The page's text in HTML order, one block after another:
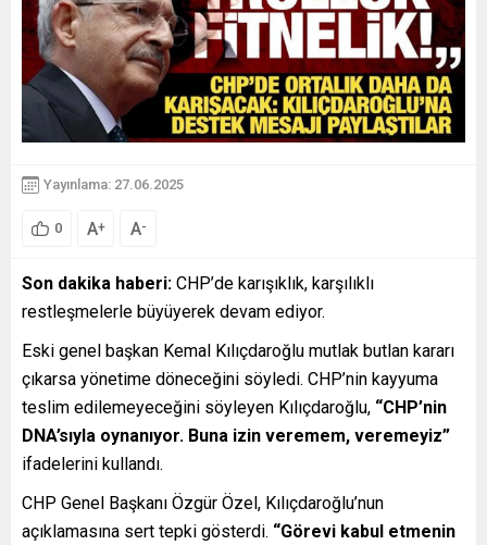
Yayınlama: 27.06.2025
0 A+ A-
Son dakika haberi: CHP’de karışıklık, karşılıklı
restleşmelerle büyüyerek devam ediyor.
Eski genel başkan Kemal Kılıçdaroğlu mutlak butlan kararı
çıkarsa yönetime döneceğini söyledi. CHP’nin kayyuma
teslim edilemeyeceğini söyleyen Kılıçdaroğlu, “CHP’nin
DNA’sıyla oynanıyor. Buna izin veremem, veremeyiz”
ifadelerini kullandı.
CHP Genel Başkanı Özgür Özel, Kılıçdaroğlu’nun
açıklamasına sert tepki gösterdi. “Görevi kabul etmenin